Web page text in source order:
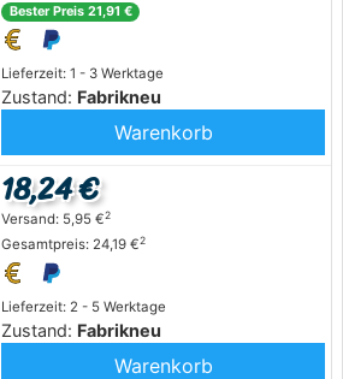
Lieferzeit: 1 - 3 Werktage
Zustand: Fabrikneu
Bester Preis 21,91 €
Warenkorb
Lieferzeit: 2 - 5 Werktage
Zustand: Fabrikneu
18,24 €
Versand: 5,95 €2
Gesamtpreis: 24,19 €2
Warenkorb